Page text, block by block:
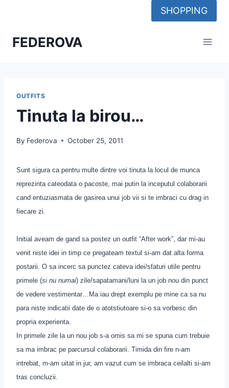
SHOPPING
FEDEROVA
OUTFITS
Tinuta la birou…
By Federova October 25, 2011
Sunt sigura ca pentru multe dintre voi tinuta la locul de munca
reprezinta cateodata o pacoste, mai putin la inceputul colaborarii
cand entuziasmata de gasirea unui job vii si te imbraci cu drag in
fiecare zi.
Initial aveam de gand sa postez un outfit “After work”, dar mi-au
venit niste idei in timp ce pregateam textul si-am dat alta forma
postarii. O sa incerc sa punctez cateva idei/sfaturi utile pentru
primele (si nu numai) zile/sapatamani/luni la un job nou din punct
de vedere vestimentar…Ma iau drept exemplu pe mine ca sa nu
para niste indicatii date de o atotstiutoare si-o sa vorbesc din
propria experienta.
In primele zile la un nou job s-a omis sa mi se spuna cum trebuie
sa ma imbrac pe parcursul colaborarii. Timida din fire n-am
intrebat, m-am uitat in jur, am vazut cum se imbraca ceilalti si-am
tras concluzii.